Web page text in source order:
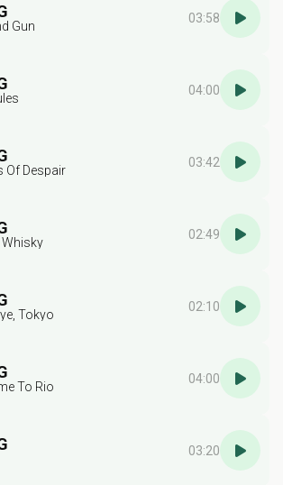
Gun
03:58
04:00
Of Despair
03:42
Whisky
02:49
Tokyo
02:10
To Rio
04:00
03:20